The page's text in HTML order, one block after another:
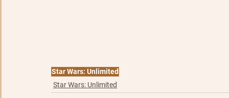
Star Wars: Unlimited
Star Wars: Unlimited